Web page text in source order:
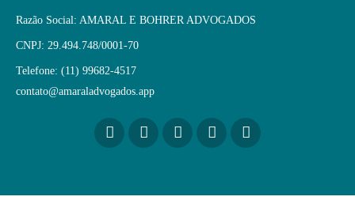
Razão Social: AMARAL E BOHRER ADVOGADOS
CNPJ: 29.494.748/0001-70
Telefone: (11) 99682-4517
contato@amaraladvogados.app